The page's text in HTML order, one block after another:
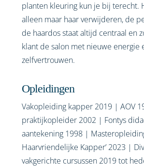
planten kleuring kun je bij terecht.
alleen maar haar verwijderen, de
de haardos staat altijd centraal en
klant de salon met nieuwe energie
zelfvertrouwen.
Opleidingen
Vakopleiding kapper 2019 | AOV
praktijkopleider 2002 | Fontys
aantekening 1998 |
Haarvriendelijke Kapper’ 2023 |
vakgerichte cursussen 2019 tot